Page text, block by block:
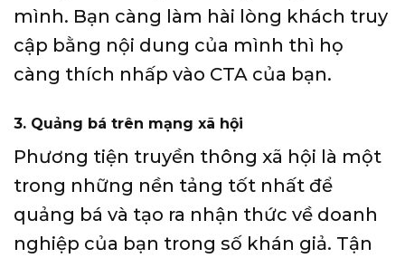
mình. Bạn càng làm hài lòng khách truy
cập bằng nội dung của mình thì họ
càng thích nhấp vào CTA của bạn.
3. Quảng bá trên mạng xã hội
Phương tiện truyền thông xã hội là một
trong những nền tảng tốt nhất để
quảng bá và tạo ra nhận thức về doanh
nghiệp của bạn trong số khán giả. Tận